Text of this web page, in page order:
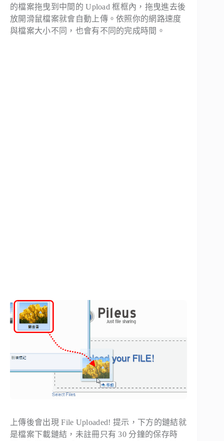
的檔案拖曳到中間的 Upload 框框內，拖曳進去後
放開滑鼠檔案就會自動上傳。依照你的網路速度
與檔案大小不同，也會有不同的完成時間。
上傳後會出現 File Uploaded! 提示，下方的鏈結就
是檔案下載鏈結，未註冊只有 30 分鐘的保存時